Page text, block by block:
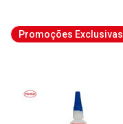
Promoções Exclusivas